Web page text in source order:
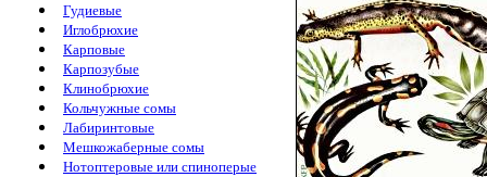
Гудиевые
Иглобрюхие
Карповые
Карпозубые
Клинобрюхие
Кольчужные сомы
Лабиринтовые
Мешкожаберные сомы
Нотоптеровые или спиноперые